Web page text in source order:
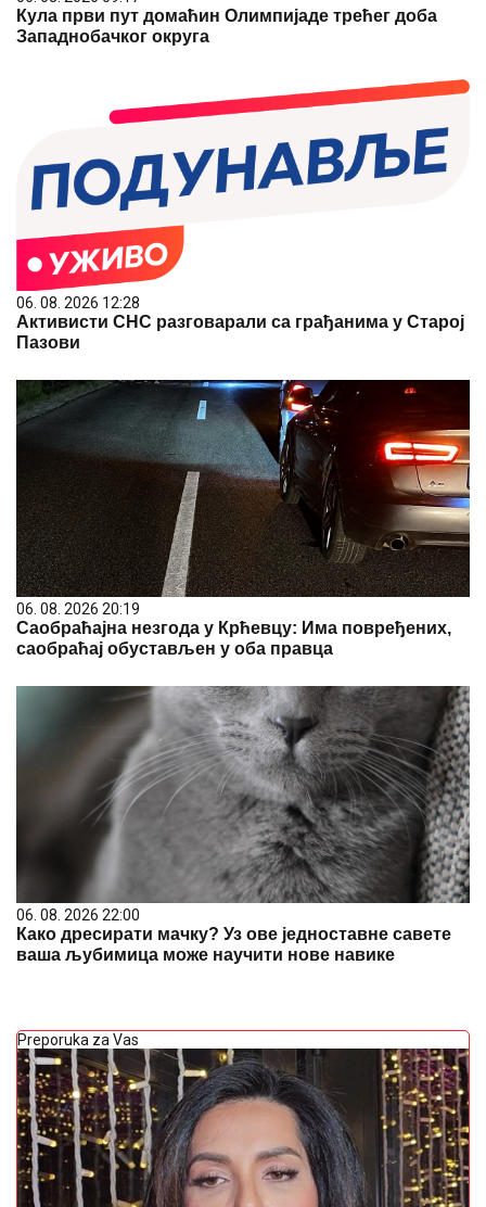
Кула први пут домаћин Олимпијаде трећег доба
Западнобачког округа
06. 08. 2026 12:28
Активисти СНС разговарали са грађанима у Старој
Пазови
06. 08. 2026 20:19
Саобраћајна незгода у Крћевцу: Има повређених,
саобраћај обустављен у оба правца
06. 08. 2026 22:00
Како дресирати мачку? Уз ове једноставне савете
ваша љубимица може научити нове навике
Preporuka za Vas